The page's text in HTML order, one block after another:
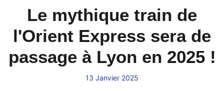
Le mythique train de
l'Orient Express sera de
passage à Lyon en 2025 !
13 Janvier 2025